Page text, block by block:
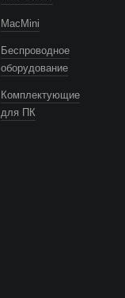
MacMini
Беспроводное
оборудование
Комплектующие
для ПК